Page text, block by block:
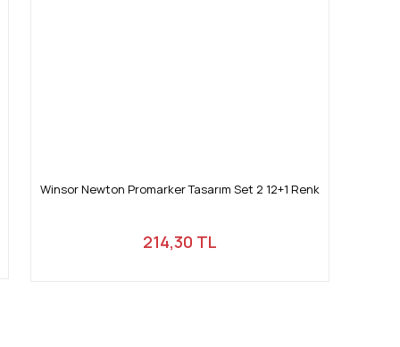
Winsor Newton Promarker Tasarım Set 2 12+1 Renk
214,30 TL